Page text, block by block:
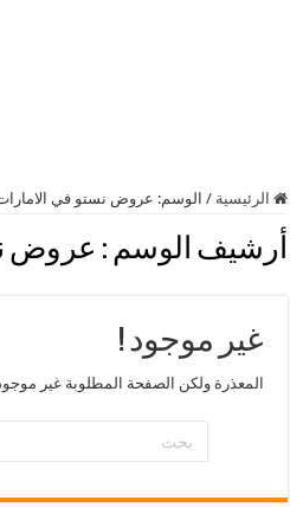
الرئيسية / الوسم: عروض نستو في
أرشيف الوسم : عروض
غير موجود !
المعذرة ولكن الصفحة المطلوبة غير